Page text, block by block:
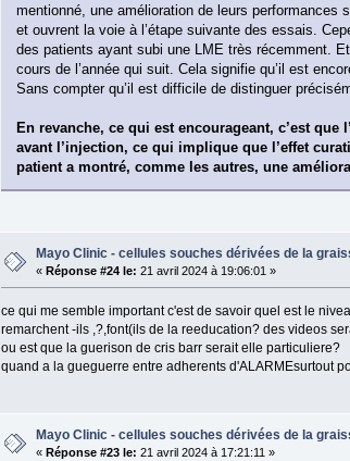
mentionné, une amélioration de leurs
et ouvrent la voie à l’étape suivante des essais.
des patients ayant subi une LME très récemment.
cours de l’année qui suit. Cela signifie qu’il est
Sans compter qu’il est difficile de distinguer
En revanche, ce qui est encourageant, c’est
avant l’injection, ce qui implique que l’effet
patient a montré, comme les autres, une
Mayo Clinic - cellules souches dérivées de la
« Réponse #24 le: 21 avril 2024 à 19:06:01 »
ce qui me semble important c'est de savoir quel est le
remarchent -ils ,?,font(ils de la reeducation? des videos
ou est que la guerison de cris barr serait elle particuliere?
quand a la gueguerre entre adherents d'ALARMEsurtout
Mayo Clinic - cellules souches dérivées de la
« Réponse #23 le: 21 avril 2024 à 17:21:11 »